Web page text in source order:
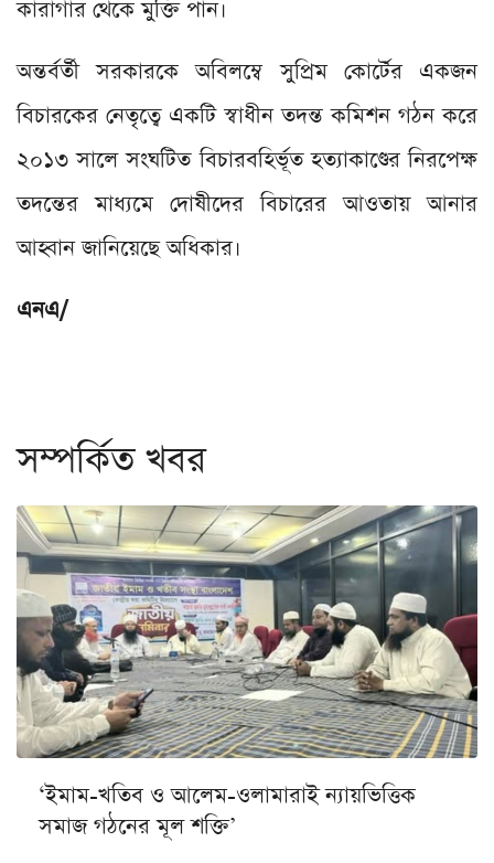
কারাগার থেকে মুক্তি পান।
অন্তর্বর্তী সরকারকে অবিলম্বে সুপ্রিম কোর্টের একজন
বিচারকের নেতৃত্বে একটি স্বাধীন তদন্ত কমিশন গঠন করে
২০১৩ সালে সংঘটিত বিচারবহির্ভূত হত্যাকাণ্ডের নিরপেক্ষ
তদন্তের মাধ্যমে দোষীদের বিচারের আওতায় আনার
আহ্বান জানিয়েছে অধিকার।
এনএ/
সম্পর্কিত খবর
‘ইমাম-খতিব ও আলেম-ওলামারাই ন্যায়ভিত্তিক
সমাজ গঠনের মূল শক্তি’